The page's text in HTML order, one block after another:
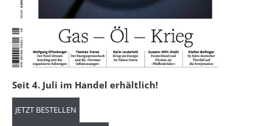
Seit 4. Juli im Handel erhältlich!
JETZT BESTELLEN